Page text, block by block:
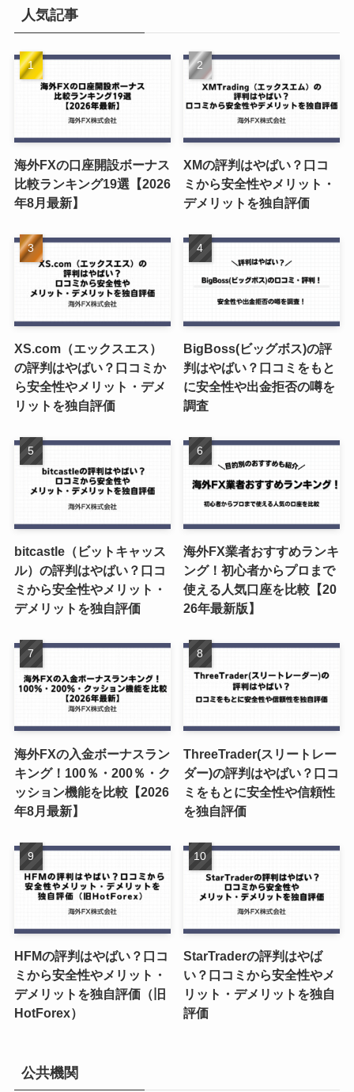
人気記事
海外FXの口座開設ボーナス
比較ランキング19選【2026
年8月最新】
XMの評判はやばい？口コ
ミから安全性やメリット・
デメリットを独自評価
XS.com（エックスエス）
の評判はやばい？口コミか
ら安全性やメリット・デメ
リットを独自評価
BigBoss(ビッグボス)の評
判はやばい？口コミをもと
に安全性や出金拒否の噂を
調査
bitcastle（ビットキャッス
ル）の評判はやばい？口コ
ミから安全性やメリット・
デメリットを独自評価
海外FX業者おすすめランキ
ング！初心者からプロまで
使える人気口座を比較【20
26年最新版】
海外FXの入金ボーナスラン
キング！100％・200％・ク
ッション機能を比較【2026
年8月最新】
ThreeTrader(スリートレー
ダー)の評判はやばい？口コ
ミをもとに安全性や信頼性
を独自評価
HFMの評判はやばい？口コ
ミから安全性やメリット・
デメリットを独自評価（旧
HotForex）
StarTraderの評判はやば
い？口コミから安全性やメ
リット・デメリットを独自
評価
公共機関